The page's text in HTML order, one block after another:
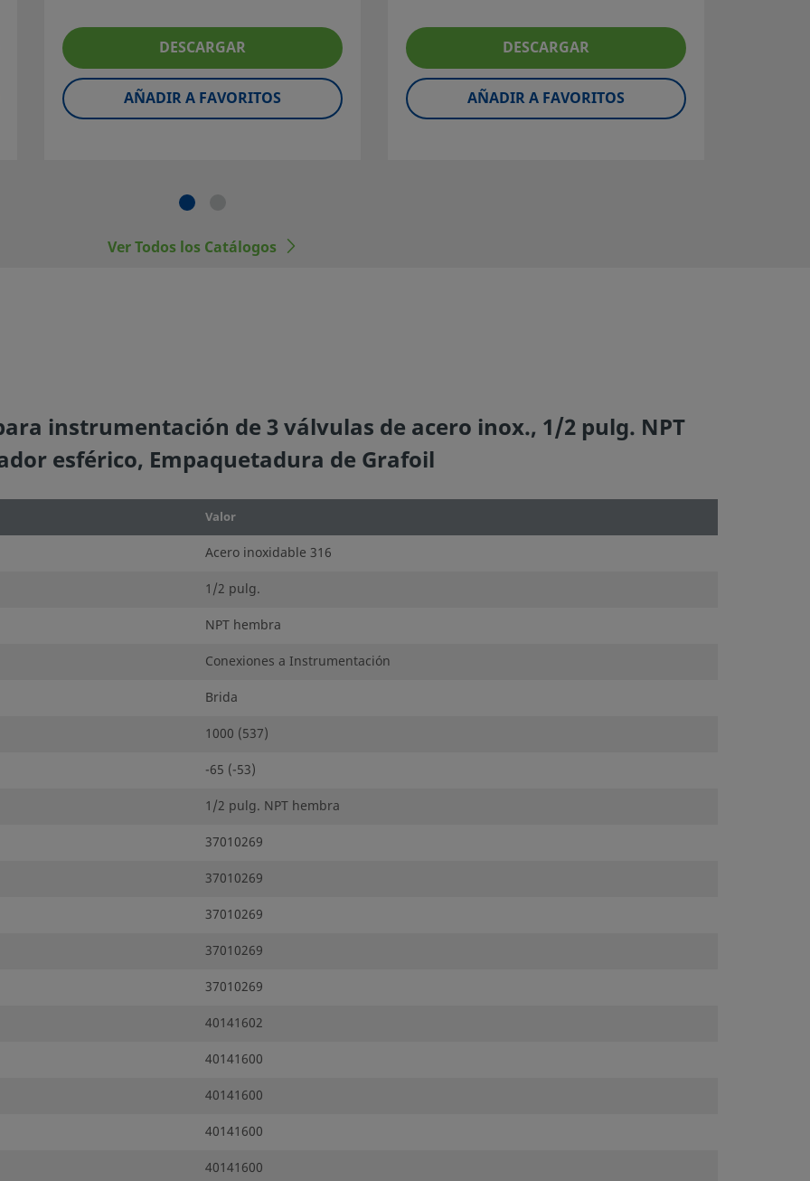
un producto, habrá que
un servicio seguro y sin
responsables de la
de los rangos de
del mismo.
DESCARGAR
AÑADIR A FAVORITOS
DESCARGAR
AÑADIR A FAVORITOS
Ver Todos los Catálogos
instrumentación de 3 válvulas de acero inox., 1/2 pulg. NPT
esférico, Empaquetadura de Grafoil
Valor
Acero inoxidable 316
1/2 pulg.
NPT hembra
Conexiones a Instrumentación
Brida
1000 (537)
-65 (-53)
1/2 pulg. NPT hembra
37010269
37010269
37010269
37010269
37010269
40141602
40141600
40141600
40141600
40141600